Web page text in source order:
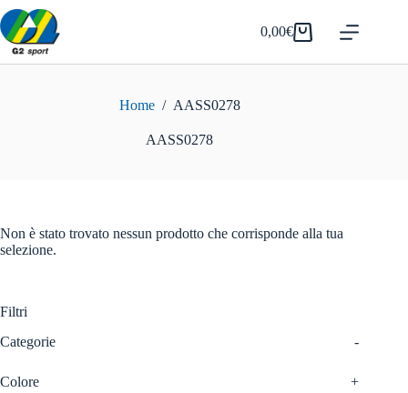
Salta
al
contenuto
Carrello
0,00€
Home / AASS0278
AASS0278
Non è stato trovato nessun prodotto che corrisponde alla tua
selezione.
Filtri
Categorie
-
Colore +